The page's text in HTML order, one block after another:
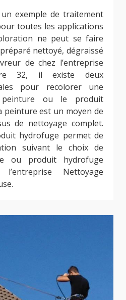
exemple de traitement
toutes les applications
ne peut se faire
nettoyé, dégraissé
de chez l’entreprise
32, il existe deux
pour recolorer une
ou le produit
peinture est un moyen de
de nettoyage complet.
hydrofuge permet de
suivant le choix de
ou produit hydrofuge
Nettoyage